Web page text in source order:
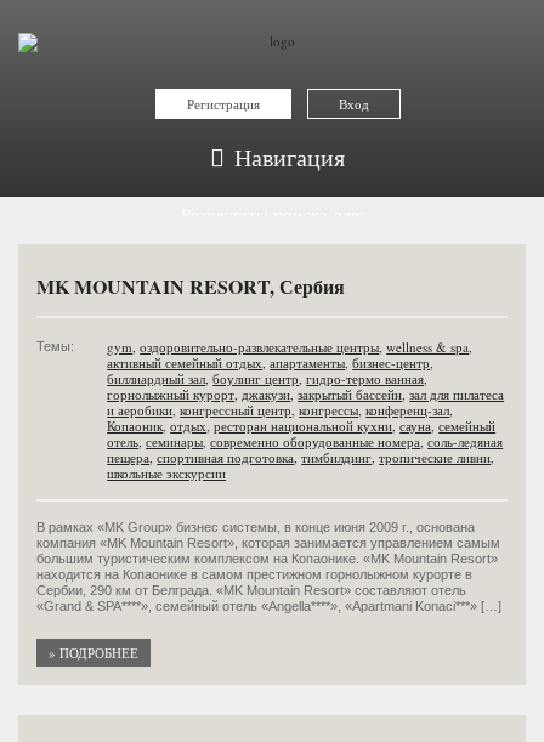
Регистрация Вход
Навигация
конгрессный центр
MK MOUNTAIN RESORT, Сербия
Темы: gym,oздоровительно-развлекательные центры,wellness & spa,
активный семейный отдых,апартаменты,бизнес-центр,
биллиардный зал,боулинг центр,гидро-термо ванная,
горнолыжный курорт,джакузи,закрытый бассейн,зал для пилатеса
и аеробики,конгрессный центр,конгрессы,конференц-зал,
Копаоник,отдых,ресторан национальной кухни,сауна,семейный
отель,семинары,современно оборудованные номера,соль-ледяная
пещера,спортивная подготовка,тимбилдинг,тропические ливни,
школьные экскурсии
В рамках «MK Group» бизнес системы, в конце июня 2009 г., основана
компания «MK Mountain Resort», которая занимается управлением самым
большим туристическим комплексом на Копаонике. «MK Mountain Resort»
находится на Копаонике в самом престижном горнолыжном курорте в
Сербии, 290 км от Белграда. «MK Mountain Resort» составляют отель
«Grand & SPA****», семейный отель «Angella****», «Apartmani Konaci***» […]
» ПОДРОБНЕЕ